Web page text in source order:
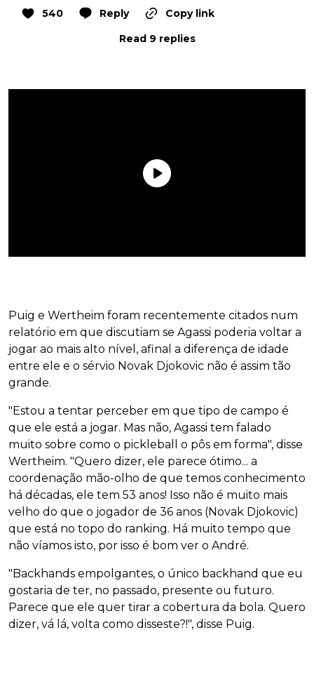
540 Reply
Copy link
Read 9 replies
Puig e Wertheim foram recentemente citados num
relatório em que discutiam se Agassi poderia voltar a
jogar ao mais alto nível, afinal a diferença de idade
entre ele e o sérvio Novak Djokovic não é assim tão
grande.
"Estou a tentar perceber em que tipo de campo é
que ele está a jogar. Mas não, Agassi tem falado
muito sobre como o pickleball o pôs em forma", disse
Wertheim. "Quero dizer, ele parece ótimo... a
coordenação mão-olho de que temos conhecimento
há décadas, ele tem 53 anos! Isso não é muito mais
velho do que o jogador de 36 anos (Novak Djokovic)
que está no topo do ranking. Há muito tempo que
não víamos isto, por isso é bom ver o André.
"Backhands empolgantes, o único backhand que eu
gostaria de ter, no passado, presente ou futuro.
Parece que ele quer tirar a cobertura da bola. Quero
dizer, vá lá, volta como disseste?!", disse Puig.